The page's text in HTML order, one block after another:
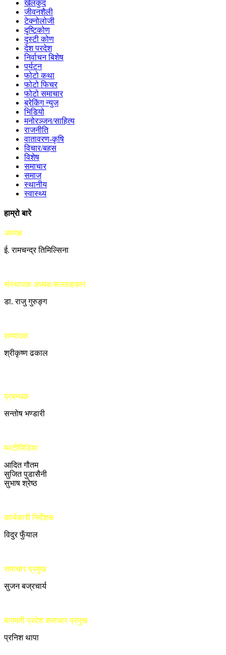
खेलकुद
जीवनशैली
टेक्नोलोजी
दृष्टिकोण
दृस्टी कोण
देश परदेश
निर्वाचन बिशेष
पर्यटन
फोटो कथा
फोटो फिचर
फोटो समाचार
ब्रेकिंग न्युज
भिडियो
मनोरञ्जन/साहित्य
राजनीति
वातावरण-कृषि
विचार/बहस
विशेष
समाचार
समाज
स्थानीय
स्वास्थ्य
हाम्रो बारे
अध्यक्ष
ई. रामचन्द्र तिमिल्सिना
संस्थापक अध्यक्ष/सल्लाहकार
डा. राजु गुरुङ्ग
सम्पादक
श्रीकृष्ण ढकाल
प्रबन्धक
सन्तोष भण्डारी
मल्टीमिडिया
आदित गौतम
सुजित पुडासैनी
सुभाष श्रेष्ठ
कार्यकारी निर्देशक
विदुर फुँयाल
समाचार प्रमुख
सुजन बज्रचार्य
बागमती प्रदेश समाचार प्रमुख
प्रनिश थापा